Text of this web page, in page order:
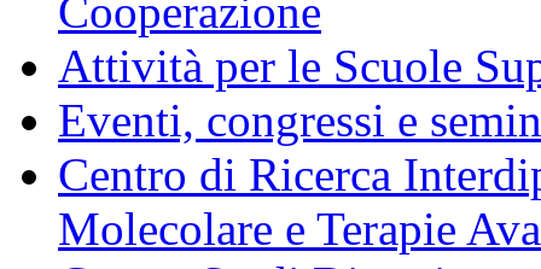
Cooperazione
Attività per le Scuole
Eventi, congressi e
Centro di Ricerca
Molecolare e Terapie